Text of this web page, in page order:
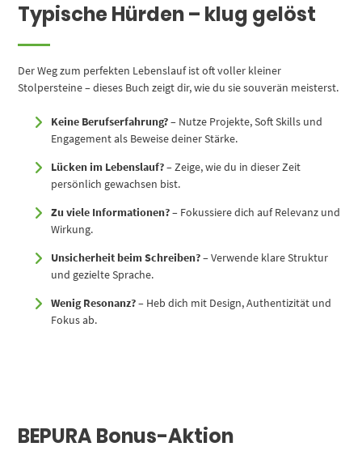
Typische Hürden – klug gelöst
Der Weg zum perfekten Lebenslauf ist oft voller kleiner
Stolpersteine – dieses Buch zeigt dir, wie du sie souverän meisterst.
Keine Berufserfahrung?– Nutze Projekte, Soft Skills und
Engagement als Beweise deiner Stärke.
Lücken im Lebenslauf?– Zeige, wie du in dieser Zeit
persönlich gewachsen bist.
Zu viele Informationen?– Fokussiere dich auf Relevanz und
Wirkung.
Unsicherheit beim Schreiben?– Verwende klare Struktur
und gezielte Sprache.
Wenig Resonanz?– Heb dich mit Design, Authentizität und
Fokus ab.
BEPURA Bonus-Aktion